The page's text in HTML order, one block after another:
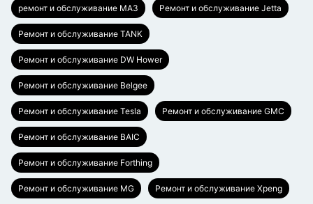
ремонт и обслуживание МАЗ Ремонт и обслуживание Jetta
Ремонт и обслуживание TANK
Ремонт и обслуживание DW Hower
Ремонт и обслуживание Belgee
Ремонт и обслуживание Tesla Ремонт и обслуживание GMC
Ремонт и обслуживание BAIC
Ремонт и обслуживание Forthing
Ремонт и обслуживание MG Ремонт и обслуживание Xpeng